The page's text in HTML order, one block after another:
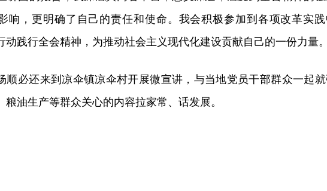
响，更明确了自己的责任和使命。我会积极参加到各项改革实践
动践行全会精神，为推动社会主义现代化建设贡献自己的一份力量。
顺必还来到凉伞镇凉伞村开展微宣讲，与当地党员干部群众一起
粮油生产等群众关心的内容拉家常、话发展。